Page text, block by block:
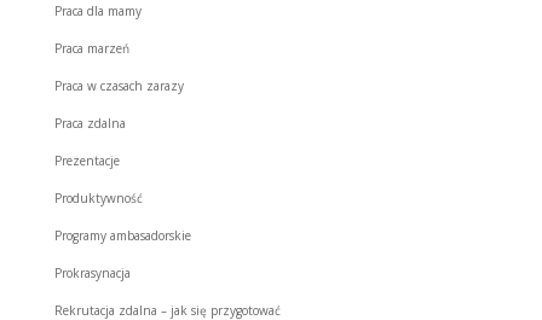
Praca dla mamy
Praca marzeń
Praca w czasach zarazy
Praca zdalna
Prezentacje
Produktywność
Programy ambasadorskie
Prokrasynacja
Rekrutacja zdalna – jak się przygotować